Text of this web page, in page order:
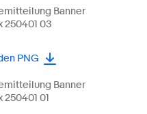
Banner
250401 03
PNG
Banner
250401 01